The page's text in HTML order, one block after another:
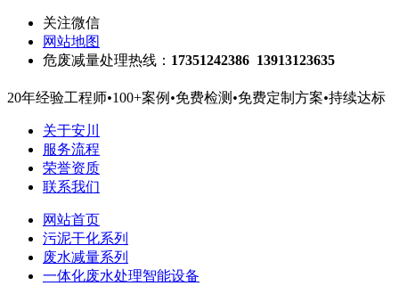
关注微信
网站地图
危废减量处理热线： 17351242386 13913123635
20年经验工程师•100+案例 •免费检测 •免费定制方案•持续达标
关于安川
服务流程
荣誉资质
联系我们
网站首页
污泥干化系列
废水减量系列
一体化废水处理智能设备